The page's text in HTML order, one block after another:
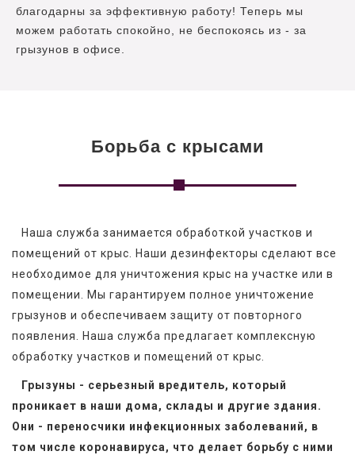
благодарны за эффективную работу! Теперь мы
можем работать спокойно, не беспокоясь из - за
грызунов в офисе.
Борьба с крысами
Наша служба занимается обработкой участков и
помещений от крыс. Наши дезинфекторы сделают все
необходимое для уничтожения крыс на участке или в
помещении. Мы гарантируем полное уничтожение
грызунов и обеспечиваем защиту от повторного
появления. Наша служба предлагает комплексную
обработку участков и помещений от крыс.
Грызуны - серьезный вредитель, который
проникает в наши дома, склады и другие здания.
Они - переносчики инфекционных заболеваний, в
том числе коронавируса, что делает борьбу с ними